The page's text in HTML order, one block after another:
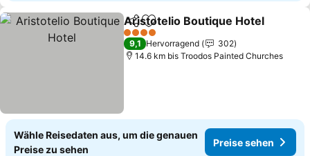
TeilenZu Favoriten hinzufügen
Aristotelio Boutique Hotel
4 Sterne
9,1 Hervorragend
302
14.6 km bis Troodos Painted Churches
Wähle Reisedaten aus, um die genauen
Preise zu sehen
Preise sehen